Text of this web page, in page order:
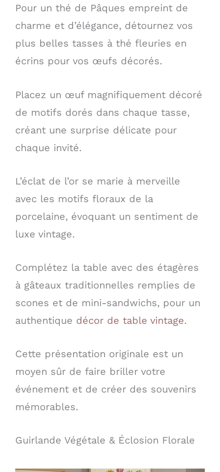
Pour un thé de Pâques empreint de
charme et d’élégance, détournez vos
plus belles tasses à thé fleuries en
écrins pour vos œufs décorés.
Placez un œuf magnifiquement décoré
de motifs dorés dans chaque tasse,
créant une surprise délicate pour
chaque invité.
L’éclat de l’or se marie à merveille
avec les motifs floraux de la
porcelaine, évoquant un sentiment de
luxe vintage.
Complétez la table avec des étagères
à gâteaux traditionnelles remplies de
scones et de mini-sandwichs, pour un
authentique décor de table vintage.
Cette présentation originale est un
moyen sûr de faire briller votre
événement et de créer des souvenirs
mémorables.
Guirlande Végétale & Éclosion Florale